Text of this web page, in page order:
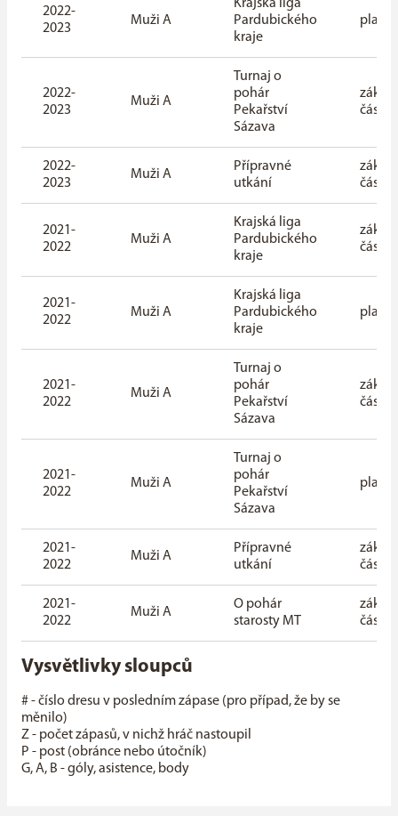
2022-
2023
Muži A
Krajská liga
Pardubického
kraje
2022-
2023
Muži A
Turnaj o
pohár
Pekařství
Sázava
část
2022-
2023
Muži A
Přípravné
utkání
část
2021-
2022
Muži A
Krajská liga
Pardubického
kraje
část
2021-
2022
Muži A
Krajská liga
Pardubického
kraje
2021-
2022
Muži A
Turnaj o
pohár
Pekařství
Sázava
část
2021-
2022
Muži A
Turnaj o
pohár
Pekařství
Sázava
2021-
2022
Muži A
Přípravné
utkání
část
2021-
2022
Muži A
O pohár
starosty MT
část
Vysvětlivky sloupců
# - číslo dresu v posledním zápase (pro případ, že by se
měnilo)
Z - počet zápasů, v nichž hráč nastoupil
P - post (obránce nebo útočník)
G, A, B - góly, asistence, body